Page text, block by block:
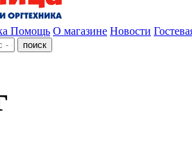
Помощь О магазине Новости